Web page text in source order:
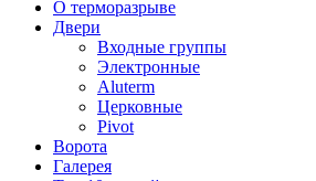
О терморазрыве
Двери
Входные группы
Электронные
Aluterm
Церковные
Pivot
Ворота
Галерея